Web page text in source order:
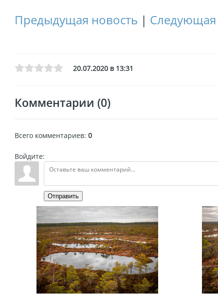
Предыдущая новость | Следующая
20.07.2020 в 13:31
Комментарии (0)
Всего комментариев: 0
Войдите:
Отправить